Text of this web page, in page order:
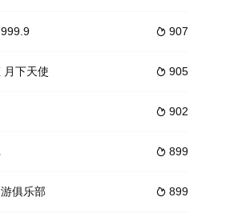
弃于森林之中时，我遭遇到了
他的性格无疑又为校园的安全和世界的和平蒙上了
 907
 905
月下天使
 902
 899
 899
俱乐部